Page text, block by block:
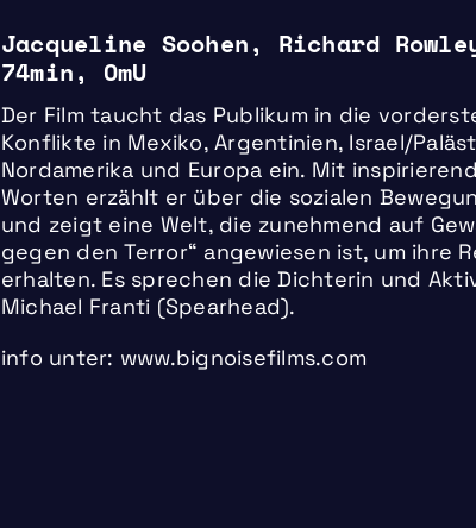
Jacqueline Soohen, Richard
74min, OmU
Der Film taucht das Publikum in die
Konflikte in Mexiko, Argentinien, Israel/
Nordamerika und Europa ein. Mit
Worten erzählt er über die sozialen
und zeigt eine Welt, die zunehmend auf
gegen den Terror“ angewiesen ist, um ihre
erhalten. Es sprechen die Dichterin und
Michael Franti (Spearhead).
info unter: www.bignoisefilms.com